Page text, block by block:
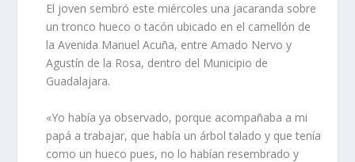
El joven sembró este miércoles una jacaranda sobre
un tronco hueco o tacón ubicado en el camellón de
la Avenida Manuel Acuña, entre Amado Nervo y
Agustín de la Rosa, dentro del Municipio de
Guadalajara.
«Yo había ya observado, porque acompañaba a mi
papá a trabajar, que había un árbol talado y que tenía
como un hueco pues, no lo habían resembrado y